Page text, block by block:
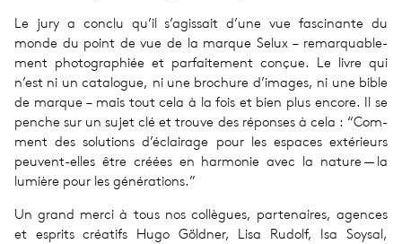
Le jury a conclu qu’il s’agissait d’une vue fas­ci­nante du
monde du point de vue de la marque Selux – remar­qua­ble­
ment pho­to­gra­phiée et par­fai­te­ment conçue. Le livre qui
n’est ni un cata­logue, ni une bro­chure d’images, ni une bible
de marque – mais tout cela à la fois et bien plus encore. Il se
penche sur un sujet clé et trouve des réponses à cela : ​“Com­
ment des solu­tions d’éclairage pour les espaces exté­rieurs
peuvent-elles être créées en har­mo­nie avec la nature — la
lumière pour les géné­ra­tions.”
Un grand merci à tous nos col­lègues, par­te­naires, agences
et esprits créa­tifs Hugo Göld­ner, Lisa Rudolf, Isa Soysal,